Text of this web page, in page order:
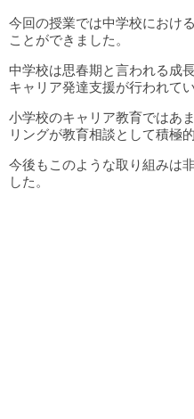
今回の授業では中学校におけ
ことができました。
中学校は思春期と言われる成
キャリア発達支援が行われて
小学校のキャリア教育ではあ
リングが教育相談として積極
今後もこのような取り組みは
した。